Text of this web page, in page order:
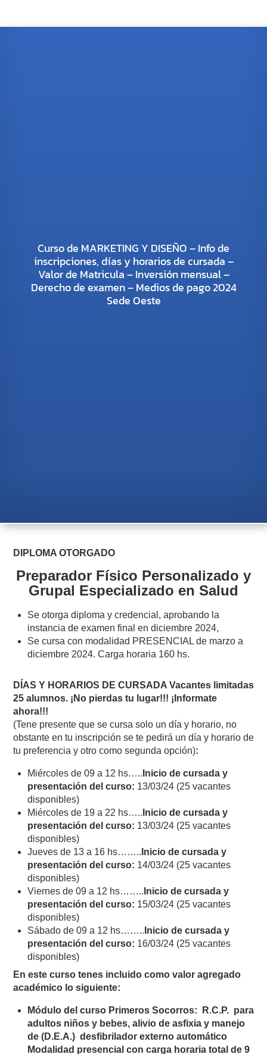
Curso de MARKETING Y DISEÑO – Info de
inscripciones, días y horarios de cursada –
Valor de Matricula – Inversión mensual –
Derecho de examen – Medios de pago 2024
Sede Oeste
DIPLOMA OTORGADO
Preparador Físico Personalizado y
Grupal Especializado en Salud
Se otorga diploma y credencial, aprobando la
instancia de examen final en diciembre 2024,
Se cursa con modalidad PRESENCIAL de marzo a
diciembre 2024. Carga horaria 160 hs.
DÍAS Y HORARIOS DE CURSADA Vacantes limitadas
25 alumnos. ¡No pierdas tu lugar!!! ¡Informate
ahora!!!
(Tene presente que se cursa solo un día y horario, no
obstante en tu inscripción se te pedirá un día y horario de
tu preferencia y otro como segunda opción):
Miércoles de 09 a 12 hs….. Inicio de cursada y
presentación del curso: 13/03/24 (25 vacantes
disponibles)
Miércoles de 19 a 22 hs….. Inicio de cursada y
presentación del curso: 13/03/24 (25 vacantes
disponibles)
Jueves de 13 a 16 hs…….. Inicio de cursada y
presentación del curso: 14/03/24 (25 vacantes
disponibles)
Viernes de 09 a 12 hs…….. Inicio de cursada y
presentación del curso: 15/03/24 (25 vacantes
disponibles)
Sábado de 09 a 12 hs…….. Inicio de cursada y
presentación del curso: 16/03/24 (25 vacantes
disponibles)
En este curso tenes incluido como valor agregado
académico lo siguiente:
Módulo del curso Primeros Socorros: R.C.P. para
adultos niños y bebes, alivio de asfixia y manejo
de (D.E.A.) desfibrilador externo automático
Modalidad presencial con carga horaria total de 9